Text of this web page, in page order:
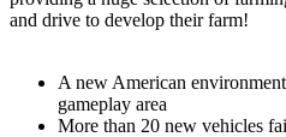
and drive to develop their farm!
A new American
gameplay area
More than 20 new vehicles